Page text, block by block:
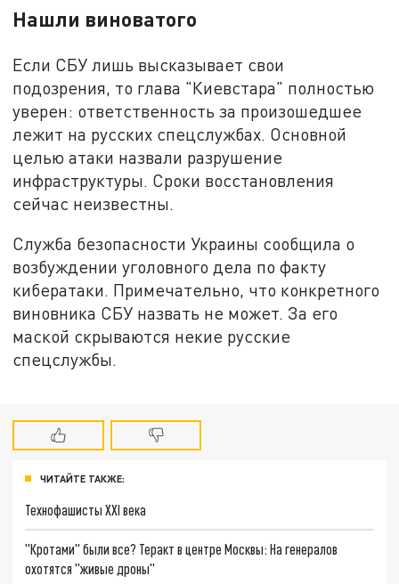
Нашли виноватого
Если СБУ лишь высказывает свои
подозрения, то глава "Киевстара" полностью
уверен: ответственность за произошедшее
лежит на русских спецслужбах. Основной
целью атаки назвали разрушение
инфраструктуры. Сроки восстановления
сейчас неизвестны.
Служба безопасности Украины сообщила о
возбуждении уголовного дела по факту
кибератаки. Примечательно, что конкретного
виновника СБУ назвать не может. За его
маской скрываются некие русские
спецслужбы.
ЧИТАЙТЕ ТАКЖЕ:
Технофашисты XXI века
"Кротами" были все? Теракт в центре Москвы: На генералов
охотятся "живые дроны"